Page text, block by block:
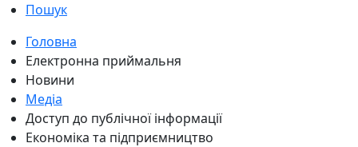
Пошук
Головна
Електронна приймальня
Новини
Медіа
Доступ до публічної інформації
Економіка та підприємництво